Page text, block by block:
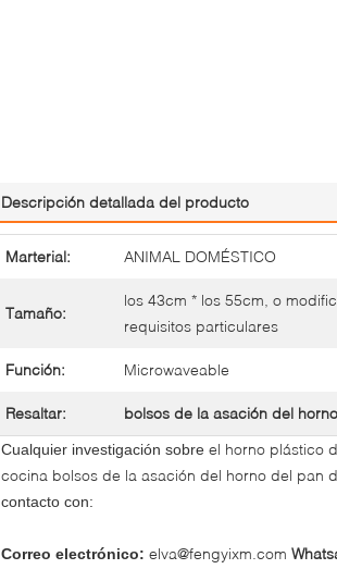
Descripción detallada del producto
Marterial: ANIMAL DOMÉSTICO
Tamaño:
los 43cm * los 55cm, o
requisitos particulares
Función: Microwaveable
Resaltar: bolsos de la asación del horno
Cualquier investigación sobre el horno plástico
cocina bolsos de la asación del horno del pan
contacto con:
Correo electrónico: elva@fengyixm.com